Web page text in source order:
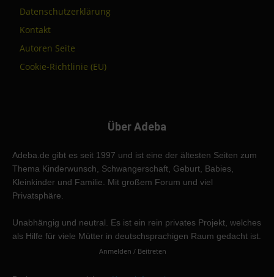
Datenschutzerklärung
Kontakt
Autoren Seite
Cookie-Richtlinie (EU)
Über Adeba
Adeba.de gibt es seit 1997 und ist eine der ältesten Seiten zum
Thema Kinderwunsch, Schwangerschaft, Geburt, Babies,
Kleinkinder und Familie. Mit großem Forum und viel
Privatsphäre.
Unabhängig und neutral. Es ist ein rein privates Projekt, welches
als Hilfe für viele Mütter in deutschsprachigen Raum gedacht ist.
Anmelden / Beitreten